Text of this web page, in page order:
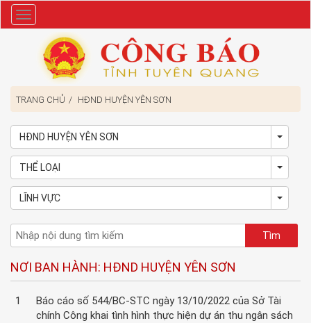
Danh
mục
TRANG CHỦ HĐND HUYỆN YÊN SƠN
HĐND HUYỆN YÊN SƠN
THỂ LOẠI
LĨNH VỰC
NƠI BAN HÀNH: HĐND HUYỆN YÊN SƠN
1
Báo cáo số 544/BC-STC ngày 13/10/2022 của Sở Tài
chính Công khai tình hình thực hiện dự án thu ngân sách